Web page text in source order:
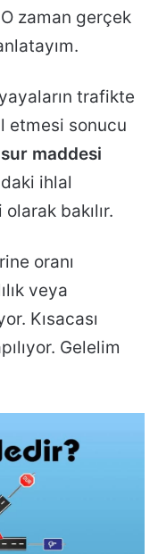
zaman gerçek
trafikte
etmesi sonucu
maddesi
ihlal
bakılır.
oranı
veya
Kısacası
Gelelim